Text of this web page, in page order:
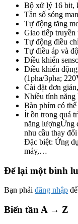
Bộ xử lý 16 bit,
Tần số sóng
Tự động tăng
Giao tiếp truyền
Tự động điều
Tự điều áp và
Điều khiển
Điều khiển
(1pha/3pha;
Cài đặt đơn giản,
Nhiều tính năng
Bàn phím có
Ít ồn trong quá
năng lượngỨng
nhu cầu thay
Đặc biệt: Ứng
máy,…
Để lại một bình
Bạn phải đăng nhập
Biến tần A → Z